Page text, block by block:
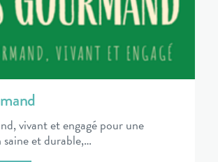
vivant et engagé pour une
et durable,…